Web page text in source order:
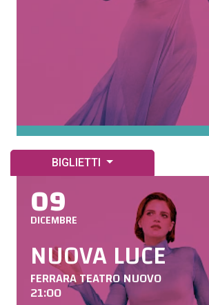
BIGLIETTI
09
DICEMBRE
NUOVA LUCE
FERRARA TEATRO NUOVO
21:00